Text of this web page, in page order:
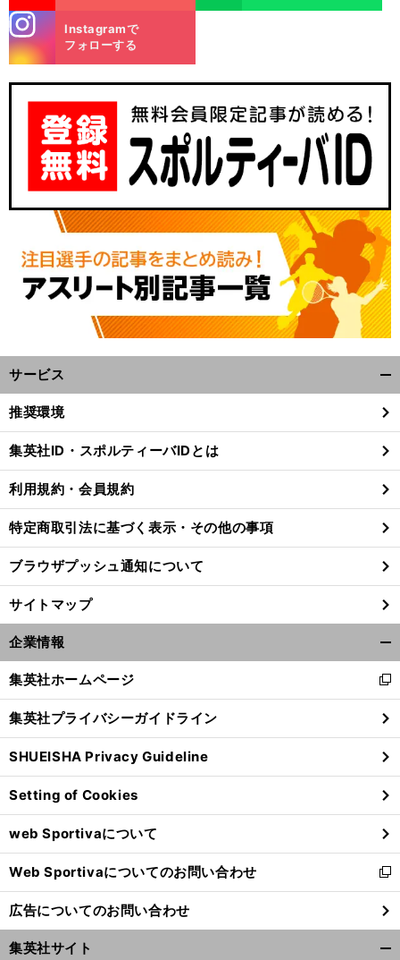
「
F
・
」
・
、
あ
」
m
Instagramで
フォローする
サービス
閉
る
推奨環境
集英社ID・スポルティーバIDとは
利用規約・会員規約
特定商取引法に基づく表示・その他の事項
ブラウザプッシュ通知について
サイトマップ
企業情報
閉
る
集英社ホームページ
新
し
い
ウ
ィ
ン
ド
ウ
で
開
く
集英社プライバシーガイドライン
SHUEISHA Privacy Guideline
Setting of Cookies
web Sportivaについて
Web Sportivaについてのお問い合わせ
新
し
い
ウ
ィ
広告についてのお問い合わせ
集英社サイト